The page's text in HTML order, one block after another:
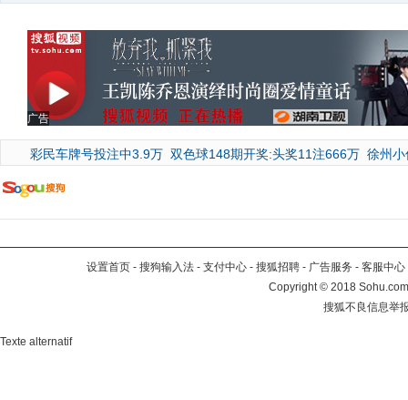
广告
彩民车牌号投注中3.9万 双色球148期开奖:头奖11注666万 徐州
设置首页 - 搜狗输入法 - 支付中心 - 搜狐招聘 - 广告服务 - 客服中心
Copyright©2018
搜狐不良信息举
Texte alternatif